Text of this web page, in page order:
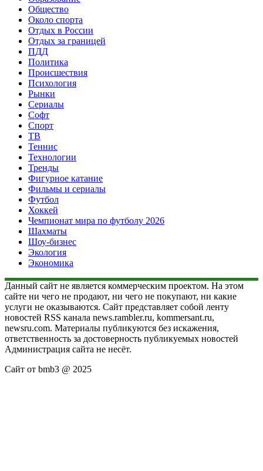
Общество
Около спорта
Отдых в России
Отдых за границей
ПДД
Политика
Происшествия
Психология
Рынки
Сериалы
Софт
Спорт
ТВ
Теннис
Технологии
Тренды
Фигурное катание
Фильмы и сериалы
Футбол
Хоккей
Чемпионат мира по футболу 2026
Шахматы
Шоу-бизнес
Экология
Экономика
Данный сайт не является коммерческим проектом. На этом
сайте ни чего не продают, ни чего не покупают, ни какие
услуги не оказываются. Сайт представляет собой ленту
новостей RSS канала news.rambler.ru, kommersant.ru,
newsru.com. Материалы публикуются без искажения,
ответственность за достоверность публикуемых новостей
Администрация сайта не несёт.
Сайт от bmb3 @ 2025